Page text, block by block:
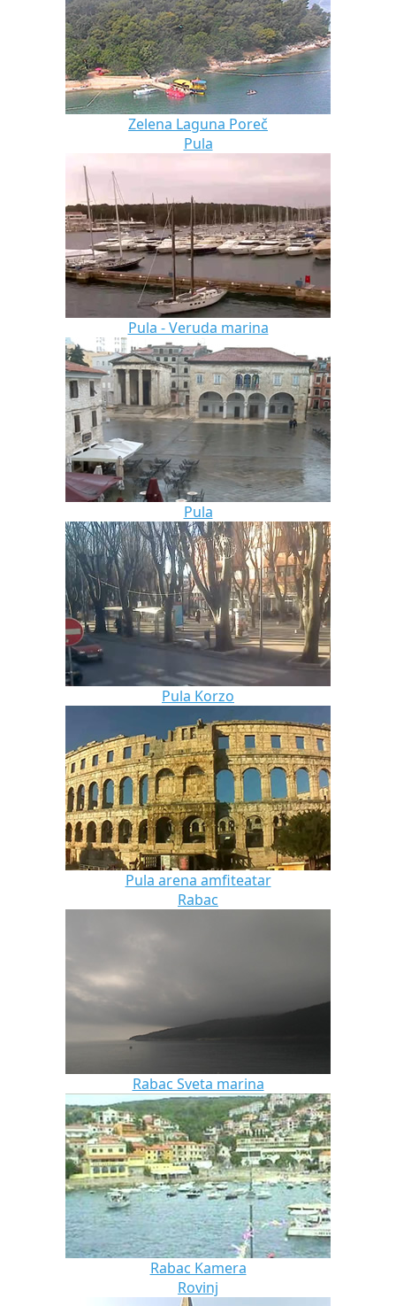
Zelena Laguna Poreč
Pula
Pula - Veruda marina
Pula
Pula Korzo
Pula arena amfiteatar
Rabac
Rabac Sveta marina
Rabac Kamera
Rovinj